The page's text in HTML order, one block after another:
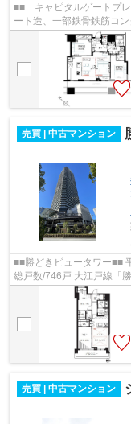
■■ キャピタルゲートプレイスザ・タワ
ート造、一部鉄骨鉄筋コンク
有楽町線「月島」駅徒歩1
売買 | 中古マンション
■■勝どきビュータワー■■ 平成22年11月完成 RC・S造地下3階付地上53階建
総戸数/746戸 大江戸線「勝どき」駅直結・耐震構造タワーマンション ・コン
シェルジュサービス＆24
売買 | 中古マンション